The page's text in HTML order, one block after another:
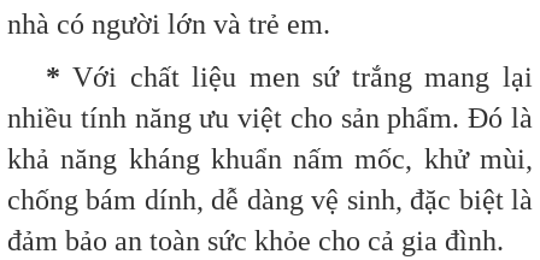
nhà có người lớn và trẻ em.
* Với chất liệu men sứ trắng mang lại
nhiều tính năng ưu việt cho sản phẩm. Đó là
khả năng kháng khuẩn nấm mốc, khử mùi,
chống bám dính, dễ dàng vệ sinh, đặc biệt là
đảm bảo an toàn sức khỏe cho cả gia đình.